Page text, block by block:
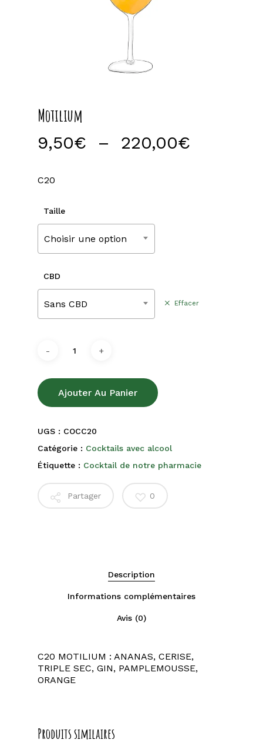
Motilium
9,50€ – 220,00€
C20
Taille
Choisir une option
CBD
Sans CBD Effacer
Ajouter Au Panier
UGS : COCC20
Catégorie : Cocktails avec alcool
Étiquette : Cocktail de notre pharmacie
Partager 0
Description
Informations complémentaires
Avis (0)
C20 MOTILIUM : ANANAS, CERISE,
TRIPLE SEC, GIN, PAMPLEMOUSSE,
ORANGE
Produits similaires